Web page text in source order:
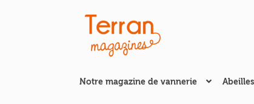
Aller
à
la
Aller
au
contenu
Notre magazine de vannerie